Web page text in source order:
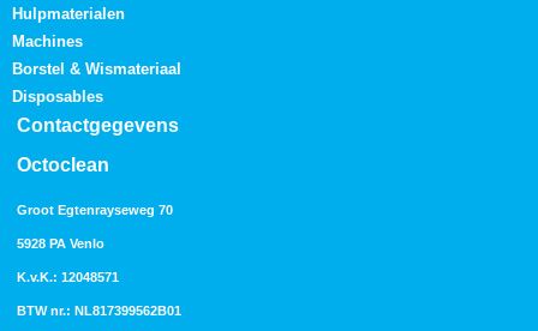
Hulpmaterialen
Machines
Borstel & Wismateriaal
Disposables
Contactgegevens
Octoclean
Groot Egtenrayseweg 70
5928 PA Venlo
K.v.K.: 12048571
BTW nr.: NL817399562B01